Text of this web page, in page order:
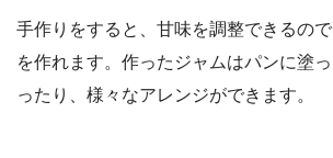
手作りをすると、甘味を調整できるの
を作れます。作ったジャムはパンに塗
ったり、様々なアレンジができます。